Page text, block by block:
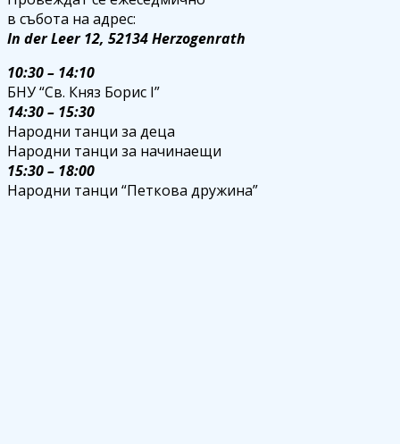
в събота на адрес:
In der Leer 12, 52134 Herzogenrath
10:30 – 14:10
БНУ “Св. Княз Борис I”
14:30 – 15:30
Народни танци за деца
Народни танци за начинаещи
15:30 – 18:00
Народни танци “Петкова дружина”